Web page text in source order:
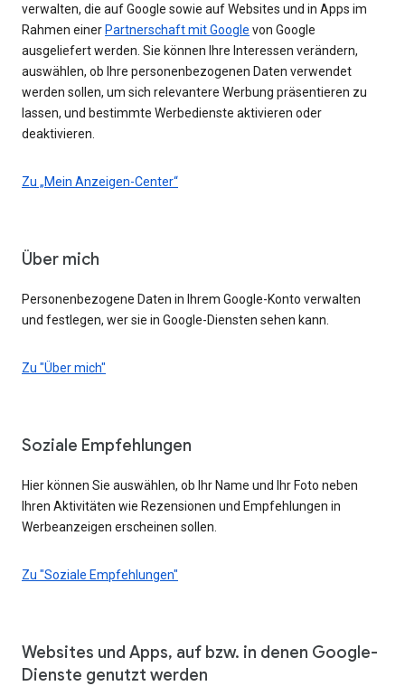
verwalten, die auf Google sowie auf Websites und in Apps im
Rahmen einer Partnerschaft mit Google von Google
ausgeliefert werden. Sie können Ihre Interessen verändern,
auswählen, ob Ihre personenbezogenen Daten verwendet
werden sollen, um sich relevantere Werbung präsentieren zu
lassen, und bestimmte Werbedienste aktivieren oder
deaktivieren.
Zu „Mein Anzeigen-Center“
Über mich
Personenbezogene Daten in Ihrem Google-Konto verwalten
und festlegen, wer sie in Google-Diensten sehen kann.
Zu "Über mich"
Soziale Empfehlungen
Hier können Sie auswählen, ob Ihr Name und Ihr Foto neben
Ihren Aktivitäten wie Rezensionen und Empfehlungen in
Werbeanzeigen erscheinen sollen.
Zu "Soziale Empfehlungen"
Websites und Apps, auf bzw. in denen Google-
Dienste genutzt werden